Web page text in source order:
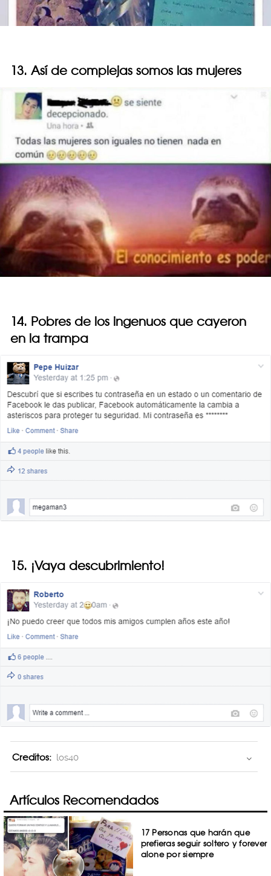
13. Así de complejas somos las mujeres
14. Pobres de los ingenuos que cayeron
en la trampa
15. ¡Vaya descubrimiento!
Creditos: los40
Artículos Recomendados
17 Personas que harán que
prefieras seguir soltero y forever
alone por siempre